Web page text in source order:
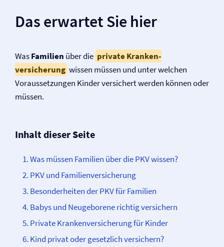
Das erwartet Sie hier
WasFamilien über die private Kranken­
versicherung wissen müssen und unter welchen
Voraussetzungen Kinder versichert werden können oder
müssen.
Inhalt dieser Seite
Was müssen Familien über die PKV wissen?
PKV und Familien­­versicherung
Besonderheiten der PKV für Familien
Babys und Neugeborene richtig versichern
Private Kranken­­versicherung für Kinder
Kind privat oder gesetzlich versichern?